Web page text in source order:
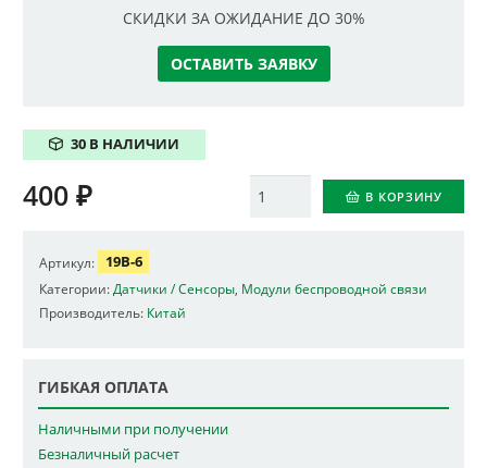
СКИДКИ ЗА ОЖИДАНИЕ ДО 30%
ОСТАВИТЬ ЗАЯВКУ
30 В НАЛИЧИИ
Количество В КОРЗИНУ
400 ₽
Артикул: 19B-6
Категории: Датчики / Сенсоры Модули беспроводной связи
Производитель: Китай
ГИБКАЯ ОПЛАТА
Наличными при получении
Безналичный расчет